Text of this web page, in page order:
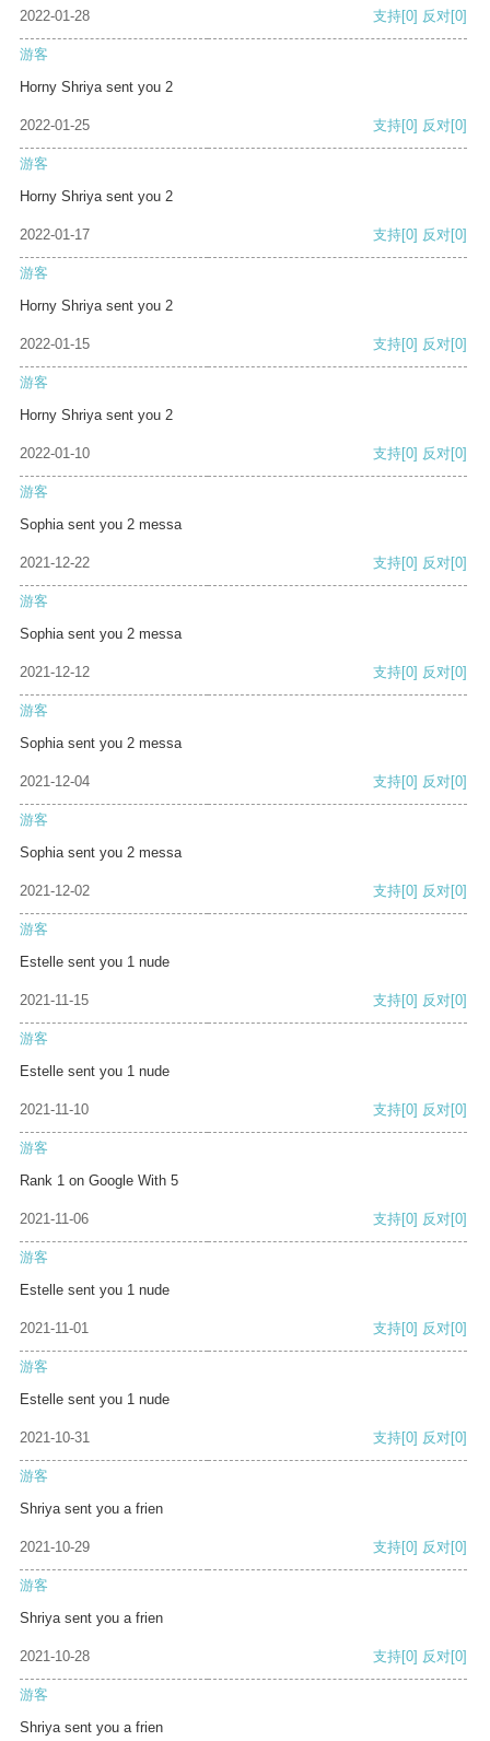
2022-01-28 支持[0] 反对[0]
游客
Horny Shriya sent you 2
2022-01-25 支持[0] 反对[0]
游客
Horny Shriya sent you 2
2022-01-17 支持[0] 反对[0]
游客
Horny Shriya sent you 2
2022-01-15 支持[0] 反对[0]
游客
Horny Shriya sent you 2
2022-01-10 支持[0] 反对[0]
游客
Sophia sent you 2 messa
2021-12-22 支持[0] 反对[0]
游客
Sophia sent you 2 messa
2021-12-12 支持[0] 反对[0]
游客
Sophia sent you 2 messa
2021-12-04 支持[0] 反对[0]
游客
Sophia sent you 2 messa
2021-12-02 支持[0] 反对[0]
游客
Estelle sent you 1 nude
2021-11-15 支持[0] 反对[0]
游客
Estelle sent you 1 nude
2021-11-10 支持[0] 反对[0]
游客
Rank 1 on Google With 5
2021-11-06 支持[0] 反对[0]
游客
Estelle sent you 1 nude
2021-11-01 支持[0] 反对[0]
游客
Estelle sent you 1 nude
2021-10-31 支持[0] 反对[0]
游客
Shriya sent you a frien
2021-10-29 支持[0] 反对[0]
游客
Shriya sent you a frien
2021-10-28 支持[0] 反对[0]
游客
Shriya sent you a frien